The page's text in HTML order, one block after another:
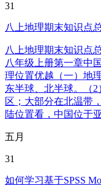
31
八上地理期末知识点
八上地理期末知识点
八年级上册第一章中
理位置优越（一）地
东半球、北半球。（
区；大部分在北温带
陆位置看，中国位于
五月
31
如何学习基于SPSS